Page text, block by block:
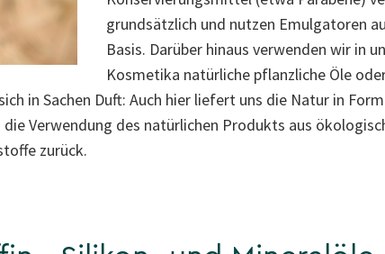
grundsätzlich und nutzen Emulgatoren
Basis. Darüber hinaus verwenden wir in
Kosmetika natürliche pflanzliche Öle
in Sachen Duft: Auch hier liefert uns die Natur in
Verwendung des natürlichen Produkts aus
zurück.